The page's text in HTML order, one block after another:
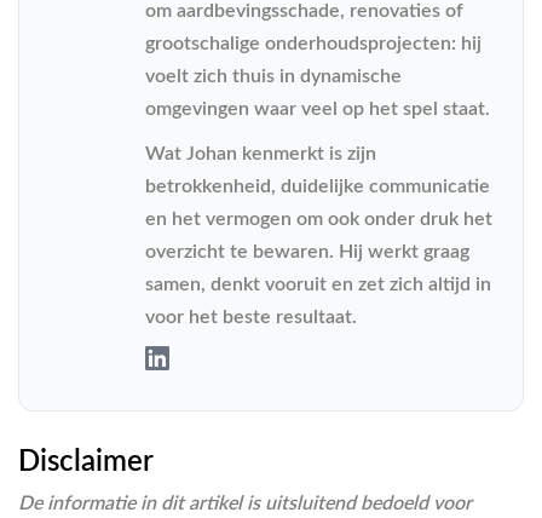
om aardbevingsschade, renovaties of
grootschalige onderhoudsprojecten: hij
voelt zich thuis in dynamische
omgevingen waar veel op het spel staat.
Wat Johan kenmerkt is zijn
betrokkenheid, duidelijke communicatie
en het vermogen om ook onder druk het
overzicht te bewaren. Hij werkt graag
samen, denkt vooruit en zet zich altijd in
voor het beste resultaat.
Disclaimer
De informatie in dit artikel is uitsluitend bedoeld voor